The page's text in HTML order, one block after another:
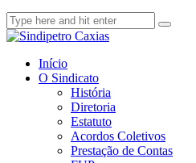
Início
O Sindicato
História
Diretoria
Estatuto
Acordos Coletivos
Prestação de Contas